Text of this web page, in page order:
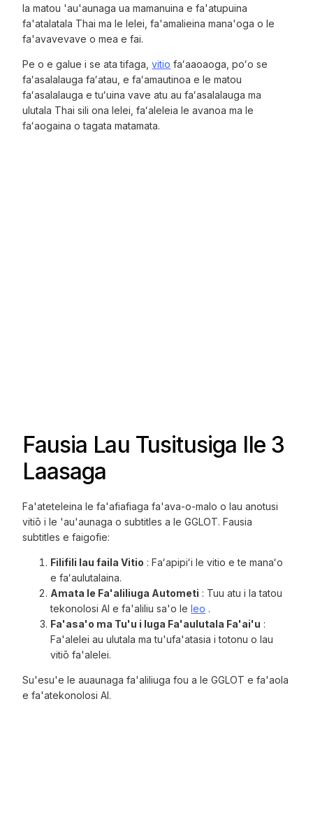
la matou 'au'aunaga ua mamanuina e fa'atupuina
fa'atalatala Thai ma le lelei, fa'amalieina mana'oga o le
fa'avavevave o mea e fai.
Pe o e galue i se ata tifaga,vitio faʻaaoaoga, poʻo se
faʻasalalauga faʻatau, e faʻamautinoa e le matou
faʻasalalauga e tuʻuina vave atu au faʻasalalauga ma
ulutala Thai sili ona lelei, faʻaleleia le avanoa ma le
faʻaogaina o tagata matamata.
Fausia Lau Tusitusiga Ile 3
Laasaga
Fa'ateteleina le fa'afiafiaga fa'ava-o-malo o lau anotusi
vitiō i le 'au'aunaga o subtitles a le GGLOT. Fausia
subtitles e faigofie:
Filifili lau faila Vitio : Faʻapipiʻi le vitio e te manaʻo
e faʻaulutalaina.
Amata le Fa'aliliuga Autometi : Tuu atu i la tatou
tekonolosi AI e fa'aliliu sa'o leleo .
Fa'asa'o ma Tu'u i luga Fa'aulutala Fa'ai'u :
Fa'alelei au ulutala ma tu'ufa'atasia i totonu o lau
vitiō fa'alelei.
Su'esu'e le auaunaga fa'aliliuga fou a le GGLOT e fa'aola
e fa'atekonolosi AI.